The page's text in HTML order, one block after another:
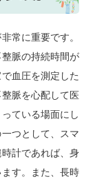
常に重要です。
脈の持続時間が
血圧を測定した
脈を心配して医
ている場面にし
つとして、スマ
計であれば、身
す。また、長時